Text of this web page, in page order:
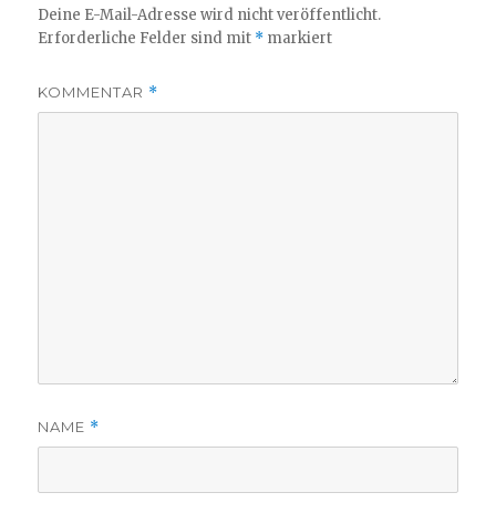
Deine E-Mail-Adresse wird nicht veröffentlicht.
Erforderliche Felder sind mit * markiert
KOMMENTAR *
NAME *